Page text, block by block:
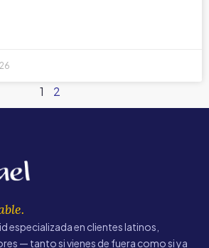
1 2
especializada en clientes latinos,
— tanto si vienes de fuera como si ya